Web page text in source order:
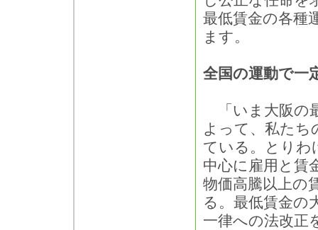
最低賃金の各種
ます。
全国の運動で一
「いま大阪の
よって、私たち
ている。とりわ
中心に雇用と賃
物価高騰以上の
る。最低賃金の
一律への法改正